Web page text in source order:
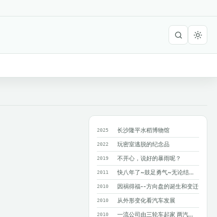
2025 长沙隆平水稻博物馆
2022 玩密室逃脱的纪念品
2019 不开心，说好的暴雨呢？
2011 快八年了~鼓足勇气~无论结果如何~只求...
2010 因祸得福--方向盘的诞生和变迁
2010 从外形变化看汽车发展
2010 一流公司由三轮车起家 两汽车巨人造就奔驰